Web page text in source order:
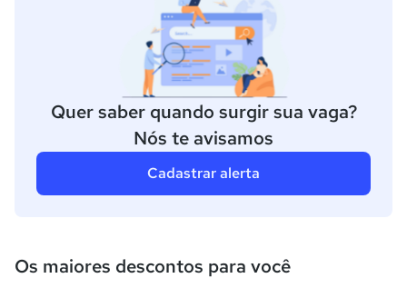
Quer saber quando surgir sua vaga?
Nós te avisamos
Cadastrar alerta
Os maiores descontos para você